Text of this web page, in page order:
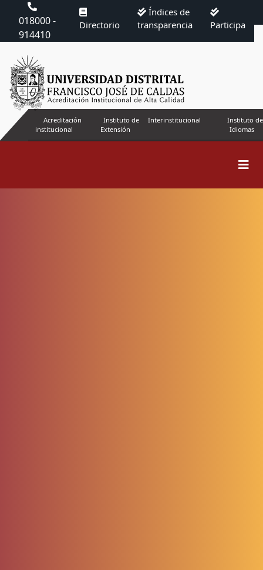
018000 -
914410
Directorio
Índices de
transparencia
Participa
Acreditación
institucional
Instituto de
Extensión
Interinstitucional
Instituto de
Idiomas